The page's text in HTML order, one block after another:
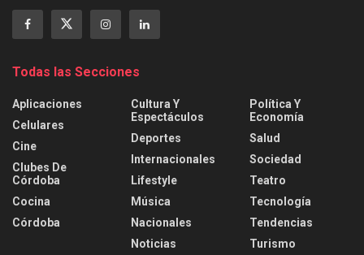
Todas las Secciones
Aplicaciones
Celulares
Cine
Clubes De
Córdoba
Cocina
Córdoba
Cultura Y
Espectáculos
Deportes
Internacionales
Lifestyle
Música
Nacionales
Noticias
Política Y
Economía
Salud
Sociedad
Teatro
Tecnología
Tendencias
Turismo